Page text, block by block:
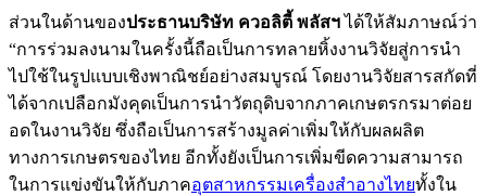
ส่วนในด้านของประธานบริษัท ควอลิตี้ พลัสฯได้ให้สัมภาษณ์ว่า
“การร่วมลงนามในครั้งนี้ถือเป็นการทลายหิ้งงานวิจัยสู่การนำ
ไปใช้ในรูปแบบเชิงพาณิชย์อย่างสมบูรณ์ โดยงานวิจัยสารสกัดที่
ได้จากเปลือกมังคุดเป็นการนำวัตถุดิบจากภาคเกษตรกรมาต่อย
อดในงานวิจัย ซึ่งถือเป็นการสร้างมูลค่าเพิ่มให้กับผลผลิต
ทางการเกษตรของไทย อีกทั้งยังเป็นการเพิ่มขีดความสามารถ
ในการแข่งขันให้กับภาคอุตสาหกรรมเครื่องสำอางไทยทั้งใน